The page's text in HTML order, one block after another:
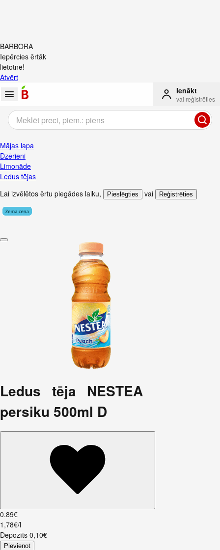
BARBORA
Iepērcies ērtāk
lietotnē!
Atvērt
Ienākt
vai reģistrēties
Mājas lapa
Dzērieni
Limonāde
Ledus tējas
Lai izvēlētos ērtu piegādes laiku, Pieslēgties vai Reģistrēties
Ledus tēja NESTEA
persiku 500ml D
0.89€
1,78€/l
Depozīts 0,10€
Pievienot